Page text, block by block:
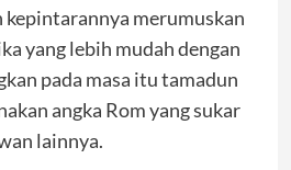
kepintarannya merumuskan
yang lebih mudah dengan
pada masa itu tamadun
angka Rom yang sukar
lainnya.